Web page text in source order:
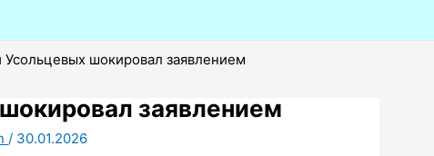
шокировал заявлением
заявлением
/ 30.01.2026